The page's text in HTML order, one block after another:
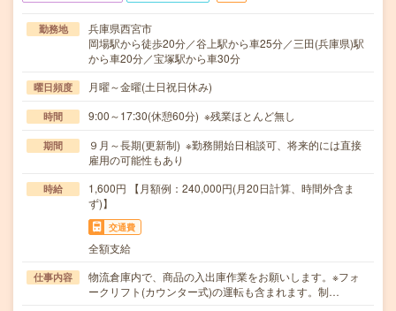
勤務地
兵庫県西宮市
岡場駅から徒歩20分／谷上駅から車25分／三田(兵庫県)駅
から車20分／宝塚駅から車30分
曜日頻度 月曜～金曜(土日祝日休み)
時間 9:00～17:30(休憩60分) ※残業ほとんど無し
期間
９月～長期(更新制) ※勤務開始日相談可、将来的には直接
雇用の可能性もあり
時給
1,600円 【月額例：240,000円(月20日計算、時間外含ま
ず)】
交通費
全額支給
仕事内容
物流倉庫内で、商品の入出庫作業をお願いします。※フォ
ークリフト(カウンター式)の運転も含まれます。制…